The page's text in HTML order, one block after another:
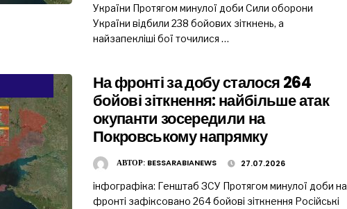
України Протягом минулої доби Сили оборони
України відбили 238 бойових зіткнень, а
найзапекліші бої точилися …
На фронті за добу сталося 264
бойові зіткнення: найбільше атак
окупанти зосередили на
Покровському напрямку
АВТОР: BESSARABIANEWS 27.07.2026
інфографіка: Генштаб ЗСУ Протягом минулої доби на
фронті зафіксовано 264 бойові зіткнення Російські